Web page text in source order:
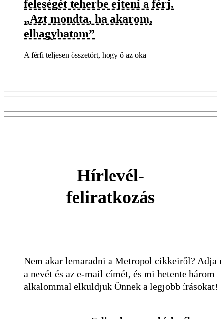
feleségét teherbe ejteni a férj.
„Azt mondta, ha akarom,
elhagyhatom”
A férfi teljesen összetört, hogy ő az oka.
Hírlevél-
feliratkozás
Nem akar lemaradni a Metropol cikkeiről? Adja
a nevét és az e-mail címét, és mi hetente három
alkalommal elküldjük Önnek a legjobb írásokat!